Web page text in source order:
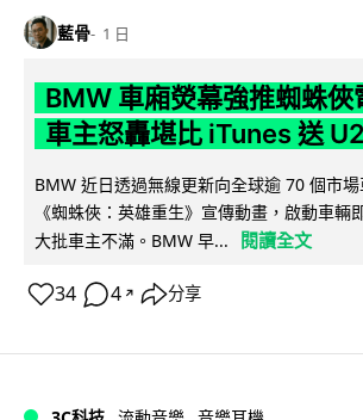
藍骨 1 日
BMW 車廂熒幕強推蜘蛛
車主怒轟堪比 iTunes 送
BMW 近日透過無線更新向全球逾 70 個市
《蜘蛛俠：英雄重生》宣傳動畫，啟動車輛
大批車主不滿。BMW 早...
閱讀全文
34 4 ↗ 分享